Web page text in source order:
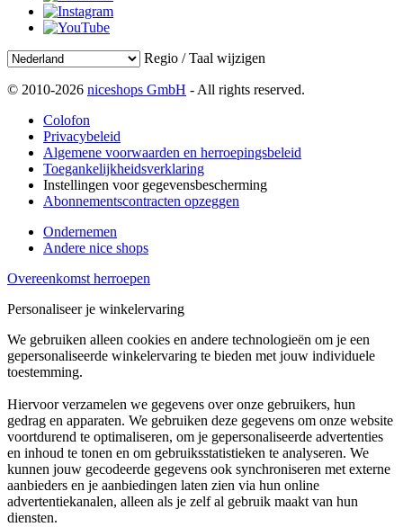
Regio / Taal wijzigen
© 2010-2026 niceshops GmbH - All rights reserved.
Colofon
Privacybeleid
Algemene voorwaarden en herroepingsbeleid
Toegankelijkheidsverklaring
Instellingen voor gegevensbescherming
Abonnementscontracten opzeggen
Ondernemen
Andere nice shops
Overeenkomst herroepen
Personaliseer je winkelervaring
We gebruiken alleen cookies en andere technologieën om je een
gepersonaliseerde winkelervaring te bieden met jouw individuele
toestemming.
Hiervoor verzamelen we gegevens over onze gebruikers, hun
gedrag en apparaten. We gebruiken deze gegevens om onze website
voortdurend te optimaliseren, om je gepersonaliseerde advertenties
en inhoud te tonen en om gebruiksstatistieken te analyseren. We
kunnen jouw gecodeerde gegevens ook synchroniseren met externe
aanbieders en je aanbiedingen laten zien via hun online
advertentiekanalen, alleen als je zelf al gebruik maakt van hun
diensten.